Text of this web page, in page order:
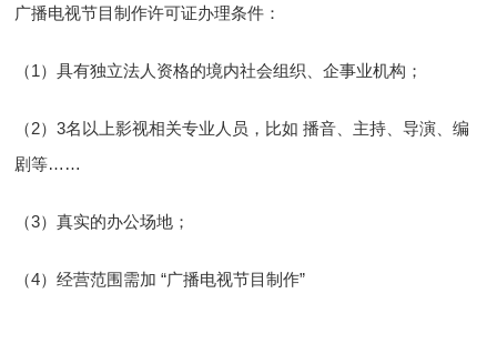
广播电视节目制作许可证办理条件：
（1）具有独立法人资格的境内社会组织、企事业机构；
（2）3名以上影视相关专业人员，比如 播音、主持、导演、编
剧等……
（3）真实的办公场地；
（4）经营范围需加 “广播电视节目制作”